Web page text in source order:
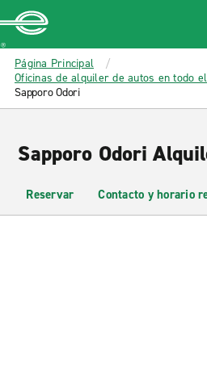
MAIN
CONTENT
Enterprise
Página Principal
Oficinas de alquiler de autos en todo
Sapporo Odori
Sapporo Odori
Reservar Contacto y horario